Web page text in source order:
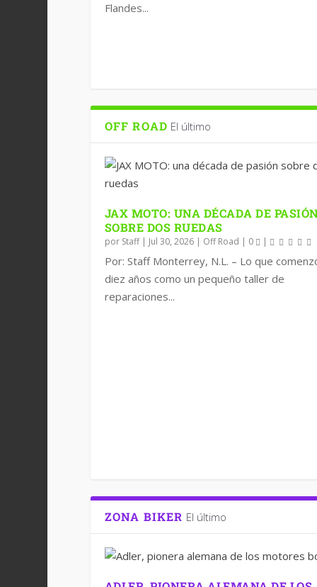
Flandes...
OFF ROAD El último
JAX MOTO: UNA DÉCADA DE
SOBRE DOS RUEDAS
por Staff| Jul 30, 2026| Off Road | 0 |
Por: Staff Monterrey, N.L. – Lo que
diez años como un pequeño taller de
reparaciones...
ZONA BIKER El último